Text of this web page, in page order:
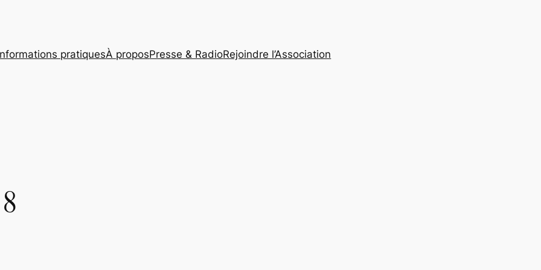
pratiquesÀ proposPresse & RadioRejoindre l’Association